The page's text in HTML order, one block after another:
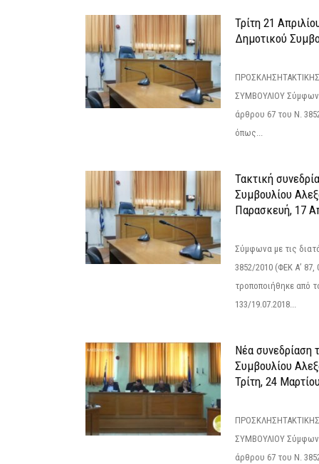
Τρίτη 21
Δημοτικού
ΣΥΜΒΟΥΛΙΟΥ
άρθρου 67 του Ν.
όπως...
Τακτική
Συμβουλίου
Παρασκευή, 17
Σύμφωνα με τις
3852/2010 (ΦΕΚ Α’ 87,
τροποποιήθηκε από
133/19.07.2018...
Νέα συνεδρίαση
Συμβουλίου
Τρίτη, 24
ΣΥΜΒΟΥΛΙΟΥ
άρθρου 67 του Ν.